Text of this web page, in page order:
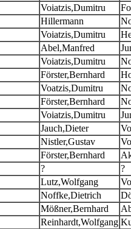
Voiatzis,Dumitru
Hillermann
Voiatzis,Dumitru
Abel,Manfred
Voiatzis,Dumitru
Förster,Bernhard
Voatzis,Dumitru
Förster,Bernhard
Voiatzis,Dumitru
Jauch,Dieter
Nistler,Gustav
Förster,Bernhard
?
?
Lutz,Wolfgang
Noffke,Dietrich
Mößner,Bernhard
Reinhardt,Wolfgang